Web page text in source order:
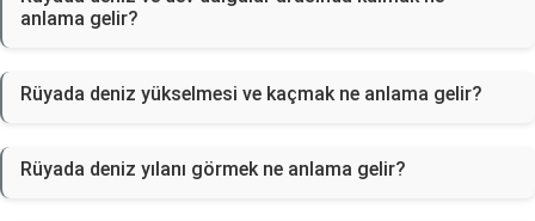
anlama gelir?
Rüyada deniz yükselmesi ve kaçmak ne anlama gelir?
Rüyada deniz yılanı görmek ne anlama gelir?